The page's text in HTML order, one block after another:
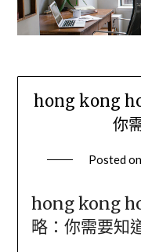
hong kong
你
Posted on
hong kong
略：你需要知